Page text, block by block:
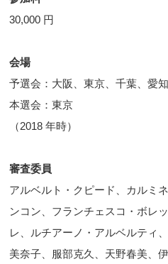
30,000 円
会場
予選会：大阪、東京、千葉、愛
本選会：東京
（2018 年時）
審査委員
アルベルト・クピード、カルミ
ンコン、フランチェスコ・ボレ
レ、ルチアーノ・アルベルティ
美奈子、服部克久、天野春美、